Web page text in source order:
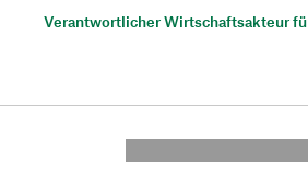
Verantwortlicher Wirtschaftsakteur